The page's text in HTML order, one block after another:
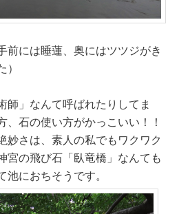
前には睡蓮、奥にはツツジがき
師」なんて呼ばれたりしてま
石の使い方がかっこいい！！
妙さは、素人の私でもワクワク
宮の飛び石「臥竜橋」なんても
におちそうです。